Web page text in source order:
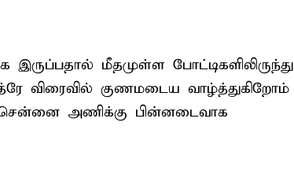
மீதமுள்ள போட்டிகளிலிருந்து
விரைவில் குணமடைய வாழ்த்துகிறோம்
அணிக்கு பின்னடைவாக